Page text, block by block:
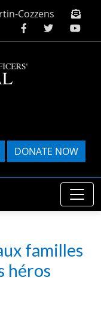
Cozzens
DONATE NOW
familles
héros